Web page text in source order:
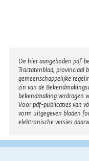
Disclaimer
De hier aangeboden pdf-
Tractatenblad, provinciaal
gemeenschappelijke
zin van de
bekendmaking verdragen
Voor pdf-publicaties van
vorm uitgegeven bladen
elektronische versies